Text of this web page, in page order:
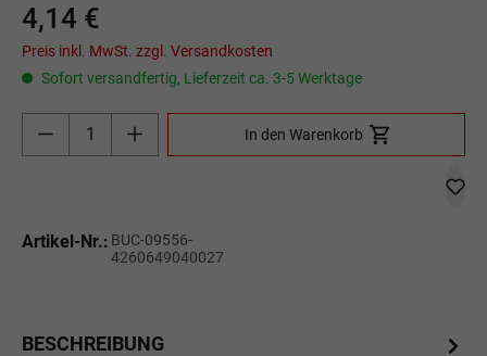
4,14 €
Preis inkl. MwSt. zzgl. Versandkosten
Sofort versandfertig, Lieferzeit ca. 3-5 Werktage
Produkt Anzahl: Gib den gewünschten Wert
In den Warenkorb
Artikel-Nr.: BUC-09556-
4260649040027
BESCHREIBUNG